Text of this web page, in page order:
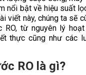
nổi bật về hiệu suất
viết này, chúng ta sẽ
RO, từ nguyên lý
thực cũng như các
RO là gì?